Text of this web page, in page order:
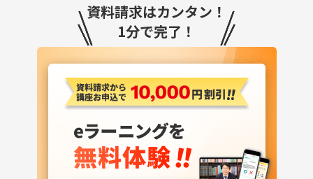
資料請求はカンタン！
1分で完了！